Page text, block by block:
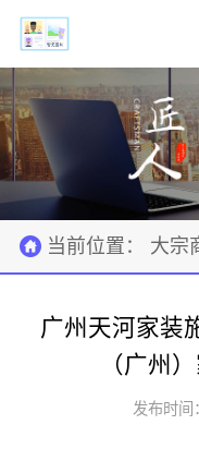
当前位置： 大宗
广州天河家装
（广州
发布时